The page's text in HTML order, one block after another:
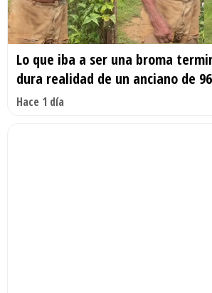
Lo que iba a ser una broma
dura realidad de un anciano de
Hace 1 día